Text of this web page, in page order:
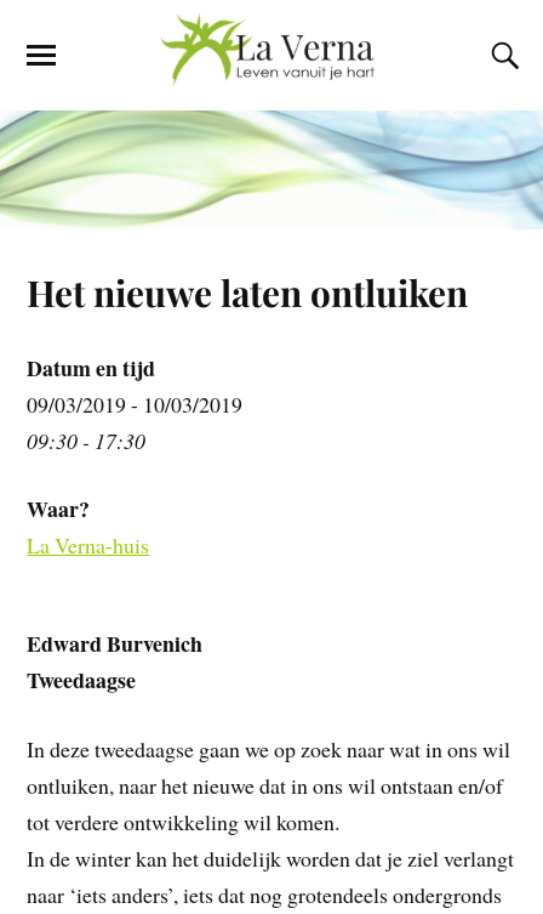
Het nieuwe laten ontluiken
Datum en tijd
09/03/2019 - 10/03/2019
09:30 - 17:30
Waar?
La Verna-huis
Edward Burvenich
Tweedaagse
In deze tweedaagse gaan we op zoek naar wat in ons wil
ontluiken, naar het nieuwe dat in ons wil ontstaan en/of
tot verdere ontwikkeling wil komen.
In de winter kan het duidelijk worden dat je ziel verlangt
naar ‘iets anders’, iets dat nog grotendeels ondergronds